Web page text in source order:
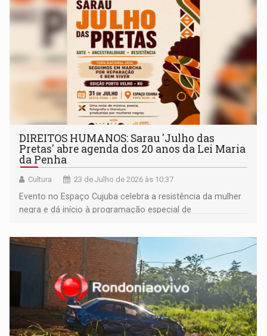
DIREITOS HUMANOS: Sarau 'Julho das
Pretas' abre agenda dos 20 anos da Lei Maria
da Penha
Cultura 23 de Julho de 2026 às 10:37
Evento no Espaço Cujuba celebra a resistência da mulher
negra e dá início à programação especial de